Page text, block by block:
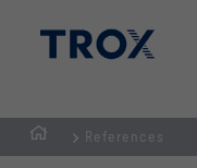
PÁGINA
References